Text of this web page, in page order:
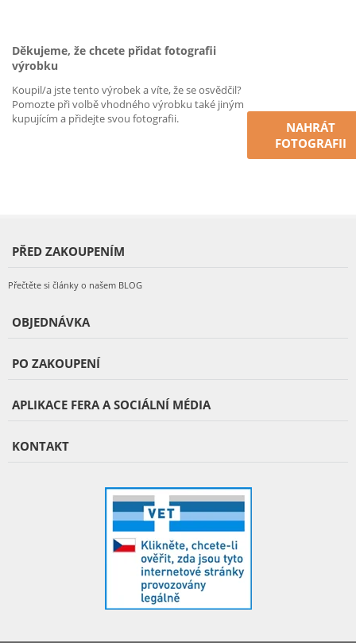
Děkujeme, že chcete přidat fotografii
výrobku
Koupil/a jste tento výrobek a víte, že se osvědčil?
Pomozte při volbě vhodného výrobku také jiným
kupujícím a přidejte svou fotografii.
NAHRÁT
FOTOGRAFII
PŘED ZAKOUPENÍM
Přečtěte si články o našem BLOG
OBJEDNÁVKA
PO ZAKOUPENÍ
APLIKACE FERA A SOCIÁLNÍ MÉDIA
KONTAKT